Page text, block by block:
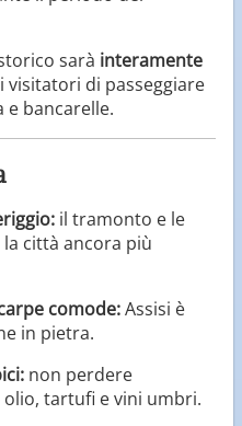
sarà interamente
visitatori di passeggiare
e bancarelle.
il tramonto e le
città ancora più
comode:Assisi è
in pietra.
non perdere
olio, tartufi e vini umbri.